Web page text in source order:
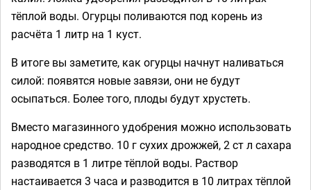
тёплой воды. Огурцы поливаются под корень из
расчёта 1 литр на 1 куст.
В итоге вы заметите, как огурцы начнут наливаться
силой: появятся новые завязи, они не будут
осыпаться. Более того, плоды будут хрустеть.
Вместо магазинного удобрения можно использовать
народное средство. 10 г сухих дрожжей, 2 ст л сахара
разводятся в 1 литре тёплой воды. Раствор
настаивается 3 часа и разводится в 10 литрах тёплой